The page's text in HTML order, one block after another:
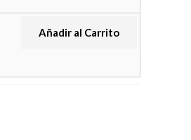
Añadir al Carrito